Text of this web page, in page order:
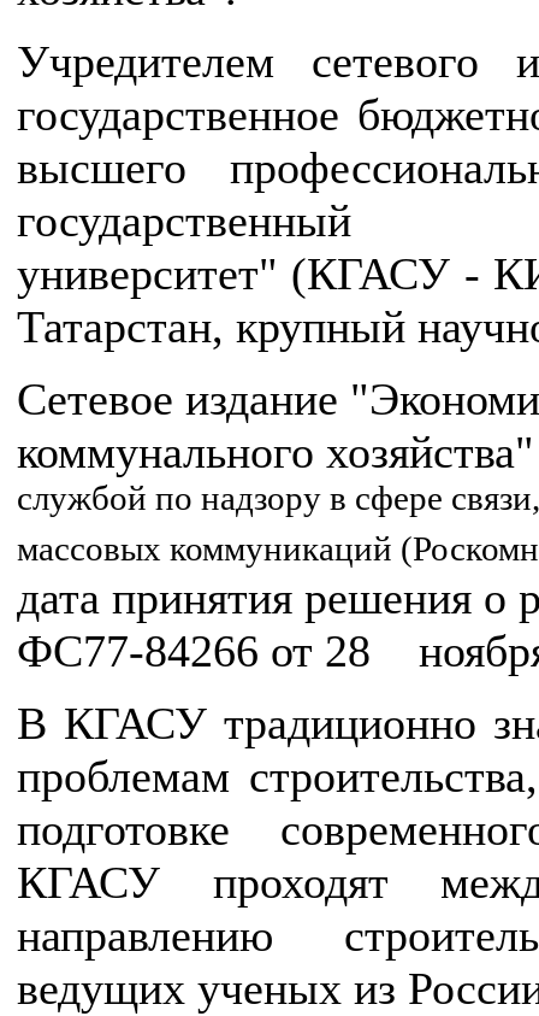
Учредителем сетевого
государственное
высшего
государственный
университет" (КГАСУ -
Татарстан, крупный
Сетевое издание
коммунального
службой по надзору в сфере
массовых коммуникаций
дата принятия решения о
ФС77-84266 от 28
В КГАСУ традиционно
проблемам
подготовке
КГАСУ проходят
направлению
ведущих ученых из